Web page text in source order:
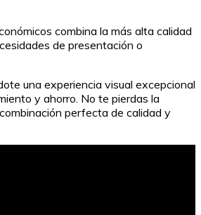
combina la más alta calidad
de presentación o
una experiencia visual excepcional
y ahorro. No te pierdas la
perfecta de calidad y